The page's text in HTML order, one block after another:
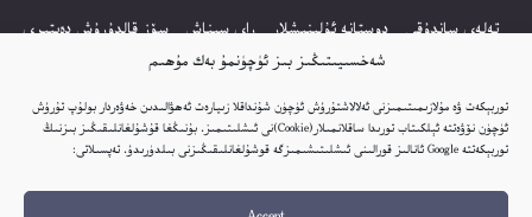
شەخسىيىتىڭىز بىز ئۈچۈنمۇ بەك مۇھىم
توربېكەت ۋە مۇلازىمىتىمىزنى ئەلالاشتۇرۇش ئۈچۈن شۇنداقلا زىيارەت ئەھۋالىدىن خەۋەردار بولۇپ تۇرۇش
ئۈچۈن نۆۋەتتە ئېلكىتاب تورىدا ساقلانمىلار(Cookie)نى ئىشلىتىمىز. بۇنىڭغا قۇشۇلغانلىقىڭىز بىزنىڭ
توربېكەتتە Google ئانالىز قورالىنى ئىشلىتىشىمىزگە قوشۇلغانلىقىڭىزنى بىلدۈرىدۇ. تەپسىلاتى:
تەلەي ساندۇقى
دوستانە ئۇلىنىشلار راي سىناش
سۆز قالدۇرۇش دەپتىرى
كۆپ سورالغان سۇئاللار
كىتاب تىزىملىكى
مەخپىيەتلىك باياناتى
نەشىر ھوقۇقى باياناتى
© 2017-2026 تور بېكەتنىڭ بارلىق ھوقۇقى ئېلكىتاب تورى غا مەنسۇپ.